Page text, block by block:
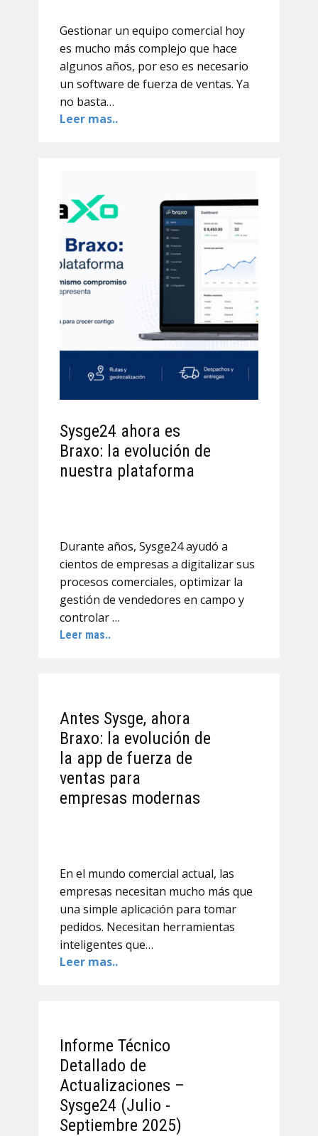
Gestionar un equipo comercial hoy
es mucho más complejo que hace
algunos años, por eso es necesario
un software de fuerza de ventas. Ya
no basta…
Leer mas..
Sysge24 ahora es
Braxo: la evolución de
nuestra plataforma
Durante años, Sysge24 ayudó a
cientos de empresas a digitalizar sus
procesos comerciales, optimizar la
gestión de vendedores en campo y
controlar …
Leer mas..
Antes Sysge, ahora
Braxo: la evolución de
la app de fuerza de
ventas para
empresas modernas
En el mundo comercial actual, las
empresas necesitan mucho más que
una simple aplicación para tomar
pedidos. Necesitan herramientas
inteligentes que…
Leer mas..
Informe Técnico
Detallado de
Actualizaciones –
Sysge24 (Julio -
Septiembre 2025)